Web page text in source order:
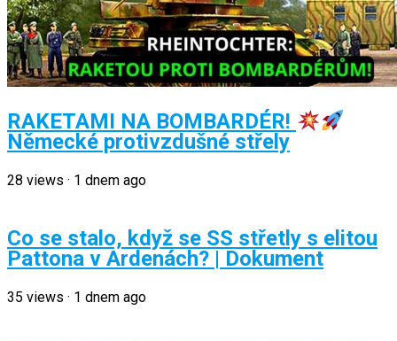
RAKETAMI NA BOMBARDÉR!
Německé protivzdušné střely
28 views · 1 dnem ago
Co se stalo, když se SS střetly s elitou
Pattona v Ardenách? | Dokument
35 views · 1 dnem ago